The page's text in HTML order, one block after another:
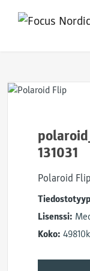
131031
Polaroid Flip
Lisenssi:
Koko: